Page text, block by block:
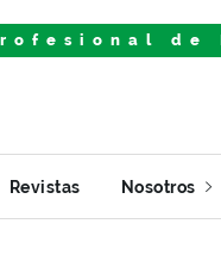
de
Revistas Nosotros